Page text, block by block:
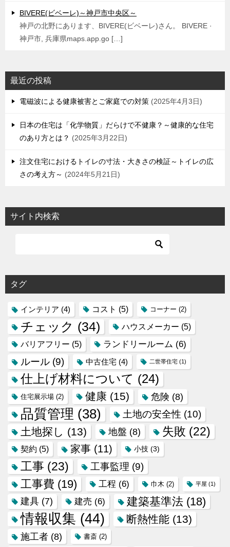
BIVERE(ビベーレ)～神戸市中央区～
神戸の北野にあります、BIVERE(ビベーレ)さん。 BIVERE ·
神戸市, 兵庫県maps.app.go […]
最近の投稿
電磁波による健康被害とご家庭での対策 2025年4月3日
日本の住宅は「化学物質」だらけで不健康？～健康的な住宅
のあり方とは？
2025年3月22日
注文住宅におけるトイレの寸法・大きさの検証～トイレの広
さの考え方～
2024年5月21日
サイト内検索
タグ
インテリア (4) コスト (5) コーナー (2)
チェック (34) ハウスメーカー (5)
バリアフリー (5) ランドリールーム (6)
ルール (9) 中古住宅 (4) 二世帯住宅 (1)
仕上げ材料について (24)
住宅展示場 (2) 健康 (15) 危険 (8)
品質管理 (38) 土地の安全性 (10)
土地探し (13) 地盤 (8) 失敗 (22)
契約 (5) 家事 (11) 小技 (3)
工事 (23) 工事監理 (9)
工事費 (19) 工程 (6) 巾木 (2) 平屋 (1)
建具 (7) 建売 (6) 建築基準法 (18)
情報収集 (44) 断熱性能 (13)
施工者 (8) 書斎 (2)